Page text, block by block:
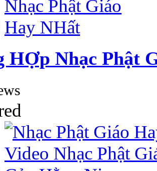
HỢp Nhạc Phật